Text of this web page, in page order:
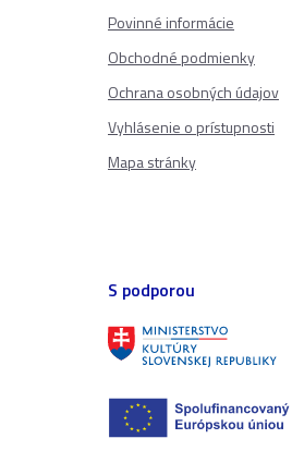
Povinné informácie
Obchodné podmienky
Ochrana osobných údajov
Vyhlásenie o prístupnosti
Mapa stránky
S podporou